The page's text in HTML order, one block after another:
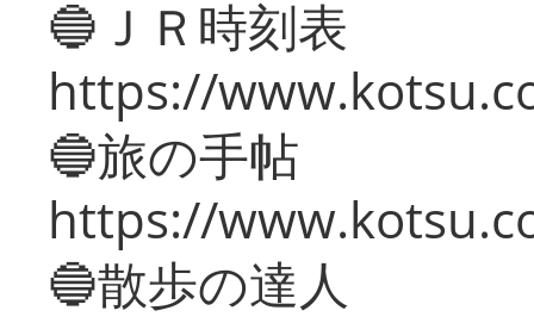
🔵ＪＲ時刻表
https://
🔵旅の手帖
https://
🔵散歩の達人